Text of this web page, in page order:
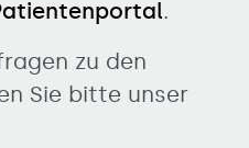
.
zu den
Sie bitte unser